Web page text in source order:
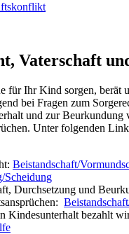
Vaterschaft
für Ihr Kind sorgen, berät
bei Fragen zum
und zur Beurkundung
Unter folgenden
Beistandschaft/
Scheidung
Durchsetzung und
Kindesunterhalt bezahlt